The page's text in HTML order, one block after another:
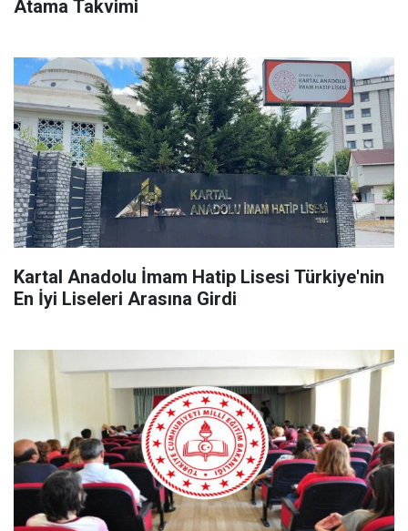
Atama Takvimi
Kartal Anadolu İmam Hatip Lisesi Türkiye'nin
En İyi Liseleri Arasına Girdi